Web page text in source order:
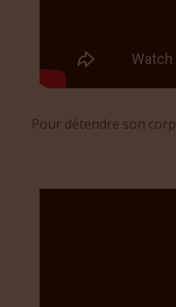
Pour détendre son